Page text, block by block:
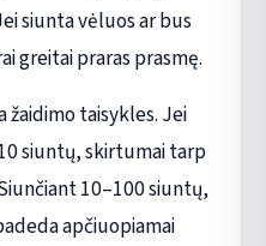
siunta vėluos ar bus
greitai praras prasmę.
taisykles. Jei
siuntų, skirtumai tarp
10–100 siuntų,
apčiuopiamai